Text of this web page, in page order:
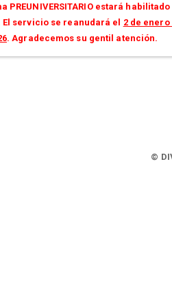
PREUNIVERSITARIO estará
El servicio se reanudará el 2 de
. Agradecemos su gentil atención.
©